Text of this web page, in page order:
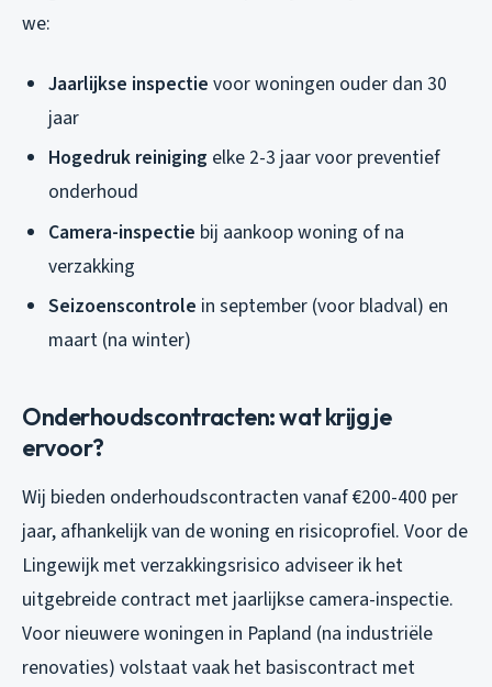
we:
Jaarlijkse inspectie voor woningen ouder dan 30
jaar
Hogedruk reiniging elke 2-3 jaar voor preventief
onderhoud
Camera-inspectie bij aankoop woning of na
verzakking
Seizoenscontrole in september (voor bladval) en
maart (na winter)
Onderhoudscontracten: wat krijg je
ervoor?
Wij bieden onderhoudscontracten vanaf €200-400 per
jaar, afhankelijk van de woning en risicoprofiel. Voor de
Lingewijk met verzakkingsrisico adviseer ik het
uitgebreide contract met jaarlijkse camera-inspectie.
Voor nieuwere woningen in Papland (na industriële
renovaties) volstaat vaak het basiscontract met